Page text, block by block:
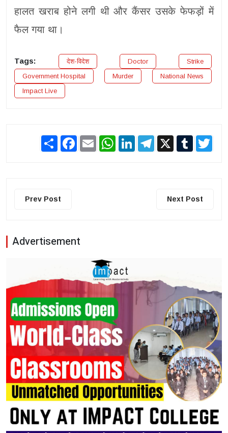
हालत खराब होने लगी थी और कैंसर उसके फेफड़ों में
फैल गया था।
Tags: देश-विदेश Doctor
Strike
Government Hospital
Murder
National News
Impact Live
Share Facebook
Email WhatsAppLinkedInTelegram
X Tumblr
Prev Post Next Post
Advertisement